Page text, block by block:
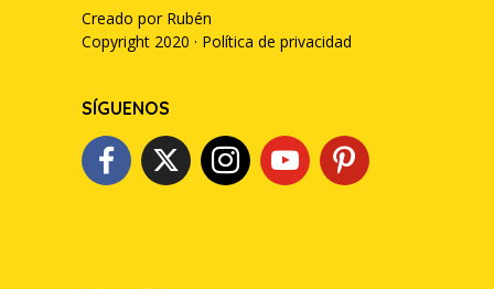
Creado por Rubén
Copyright 2020 · Política de privacidad
SÍGUENOS